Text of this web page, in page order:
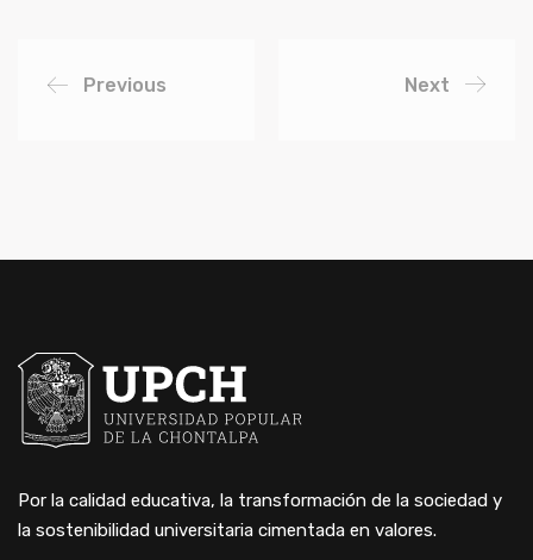
Previous Next
Por la calidad educativa, la transformación de la sociedad y
la sostenibilidad universitaria cimentada en valores.